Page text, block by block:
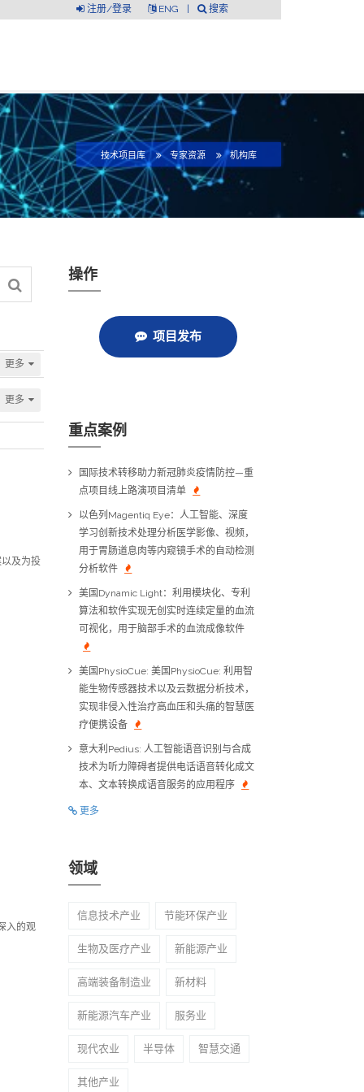
搜索
ENG
注册/登录
技术项目库 专家资源 机构库
更多
更多
及为投
入的观
操作
项目发布
重点案例
国际技术转移助力新冠肺炎疫情防控—重
点项目线上路演项目清单
以色列Magentiq Eye：人工智能、深度
学习创新技术处理分析医学影像、视频，
用于胃肠道息肉等内窥镜手术的自动检测
分析软件
美国Dynamic Light：利用模块化、专利
算法和软件实现无创实时连续定量的血流
可视化，用于脑部手术的血流成像软件
美国PhysioCue: 美国PhysioCue: 利用智
能生物传感器技术以及云数据分析技术，
实现非侵入性治疗高血压和头痛的智慧医
疗便携设备
意大利Pedius: 人工智能语音识别与合成
技术为听力障碍者提供电话语音转化成文
本、文本转换成语音服务的应用程序
更多
领域
信息技术产业 节能环保产业
生物及医疗产业 新能源产业
高端装备制造业 新材料
新能源汽车产业 服务业
现代农业 半导体 智慧交通
其他产业